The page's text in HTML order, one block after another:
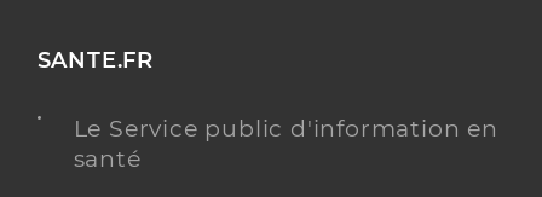
SANTE.FR
Le Service public d'information en
santé